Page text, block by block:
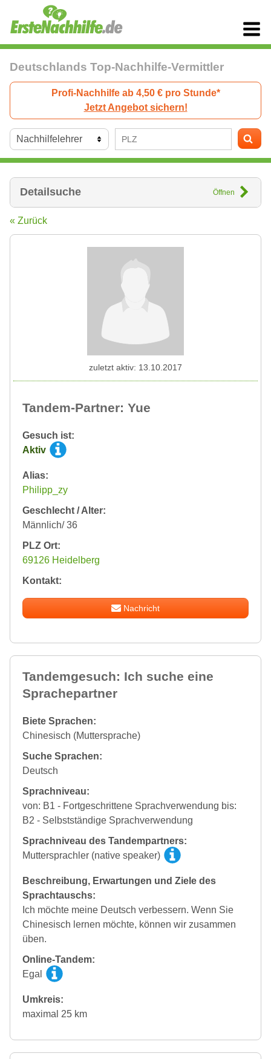
Deutschlands Top-Nachhilfe-Vermittler
Profi-Nachhilfe ab 4,50 € pro Stunde*
Jetzt Angebot sichern!
Detailsuche Öffnen
« Zurück
Tandem-Partner: Yue
Gesuch ist:
Aktiv
Alias:
Philipp_zy
Geschlecht / Alter:
Männlich/ 36
PLZ Ort:
69126 Heidelberg
Kontakt:
Nachricht
zuletzt aktiv: 13.10.2017
Tandemgesuch: Ich suche eine
Sprachepartner
Biete Sprachen:
Chinesisch (Muttersprache)
Suche Sprachen:
Deutsch
Sprachniveau:
von: B1 - Fortgeschrittene Sprachverwendung bis:
B2 - Selbstständige Sprachverwendung
Sprachniveau des Tandempartners:
Muttersprachler (native speaker)
Beschreibung, Erwartungen und Ziele des
Sprachtauschs:
Ich möchte meine Deutsch verbessern. Wenn Sie
Chinesisch lernen möchte, können wir zusammen
üben.
Online-Tandem:
Egal
Umkreis:
maximal 25 km